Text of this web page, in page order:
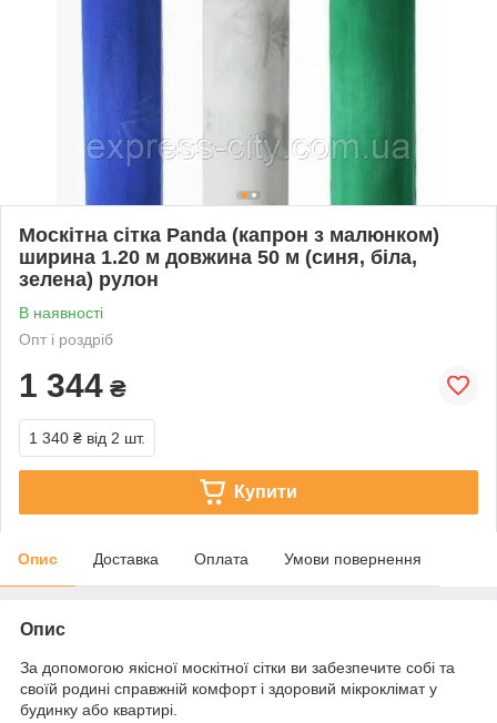
Москітна сітка Panda (капрон з малюнком)
ширина 1.20 м довжина 50 м (синя, біла,
зелена) рулон
В наявності
Опт і роздріб
1 344 ₴
1 340 ₴ від 2 шт.
Купити
Опис Доставка Оплата Умови повернення
Опис
За допомогою якісної москітної сітки ви забезпечите собі та
своїй родині справжній комфорт і здоровий мікроклімат у
будинку або квартирі.